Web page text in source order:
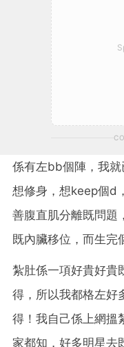
係有左bb個陣，我
想修身，想keep個d
善腹直肌分離既問題
既內臟移位，而生完
紮肚係一項好貴好貴
得，所以我都格左好
得！我自己係上網搵
家都知，好多明星去